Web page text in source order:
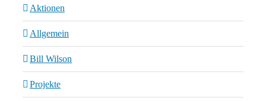
Aktionen
Allgemein
Bill Wilson
Projekte